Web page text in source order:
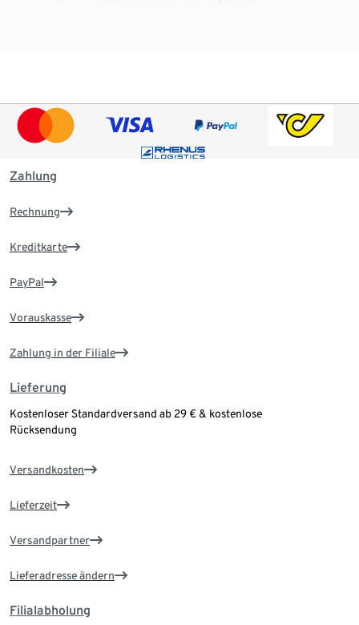
Zahlung
Rechnung
Kreditkarte
PayPal
Vorauskasse
Zahlung in der Filiale
Lieferung
Kostenloser Standardversand ab 29 € & kostenlose
Rücksendung
Versandkosten
Lieferzeit
Versandpartner
Lieferadresse ändern
Filialabholung